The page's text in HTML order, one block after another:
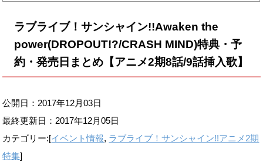
ラブライブ！サンシャイン!!Awaken the
power(DROPOUT!?/CRASH MIND)特典・予
約・発売日まとめ【アニメ2期8話/9話挿入歌】
公開日：2017年12月03日
最終更新日： 2017年12月05日
カテゴリー:[イベント情報, ラブライブ！サンシャイン!!アニメ2期
特集]